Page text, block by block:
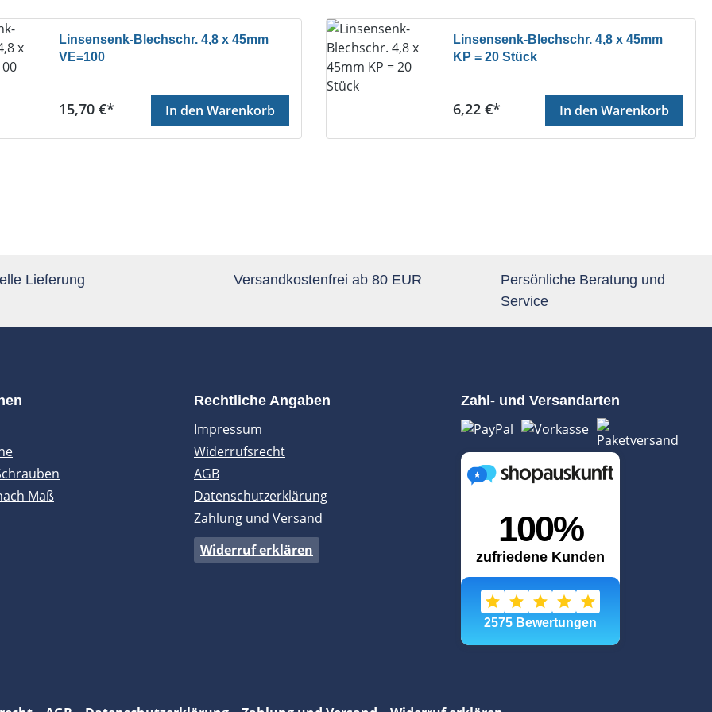
Linsensenk-Blechschr. 4,8 x 45mm
VE=100
Regulärer Preis:
15,70 €* In den Warenkorb
Linsensenk-Blechschr. 4,8 x 45mm
KP = 20 Stück
Regulärer Preis:
6,22 €* In den Warenkorb
Lieferung Versandkostenfrei ab 80 EUR
Persönliche Beratung und
Service
Maß
Rechtliche Angaben
Impressum
Widerrufsrecht
AGB
Datenschutzerklärung
Zahlung und Versand
Widerruf erklären
Zahl- und Versandarten